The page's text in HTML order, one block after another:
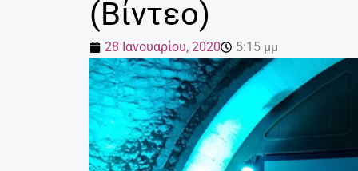
(Βίντεο)
28 Ιανουαρίου, 2020 5:15 μμ